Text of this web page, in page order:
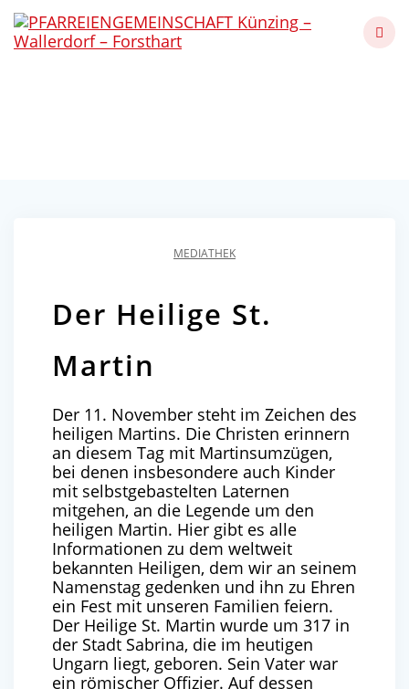
to
MEDIATHEK
Der Heilige St.
Martin
Der 11. November steht im Zeichen des
heiligen Martins. Die Christen erinnern
an diesem Tag mit Martinsumzügen,
bei denen insbesondere auch Kinder
mit selbstgebastelten Laternen
mitgehen, an die Legende um den
heiligen Martin. Hier gibt es alle
Informationen zu dem weltweit
bekannten Heiligen, dem wir an seinem
Namenstag gedenken und ihn zu Ehren
ein Fest mit unseren Familien feiern.
Der Hei­li­ge St. Mar­tin wur­de um 317 in
der Stadt Sabri­na, die im heu­ti­gen
Ungarn liegt, gebo­ren. Sein Vater war
ein römi­scher Offi­zier. Auf des­sen